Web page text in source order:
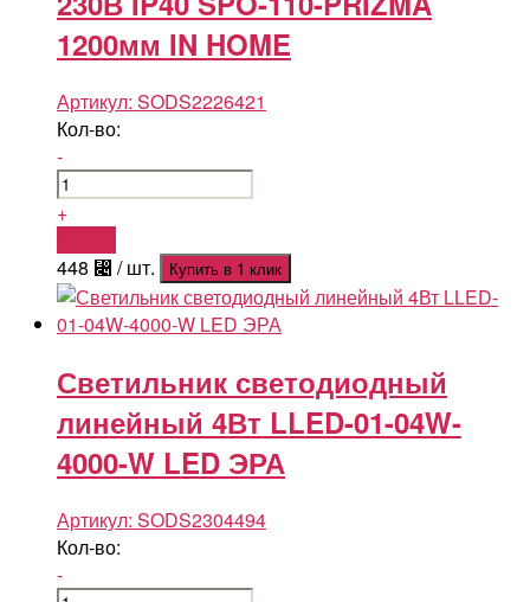
1200мм IN HOME
Артикул: SODS2226421
Кол-во:
-
+
448 ⃄ / шт. Купить в 1 клик
Светильник светодиодный
линейный 4Вт LLED-01-04W-
4000-W LED ЭРА
Артикул: SODS2304494
Кол-во:
-